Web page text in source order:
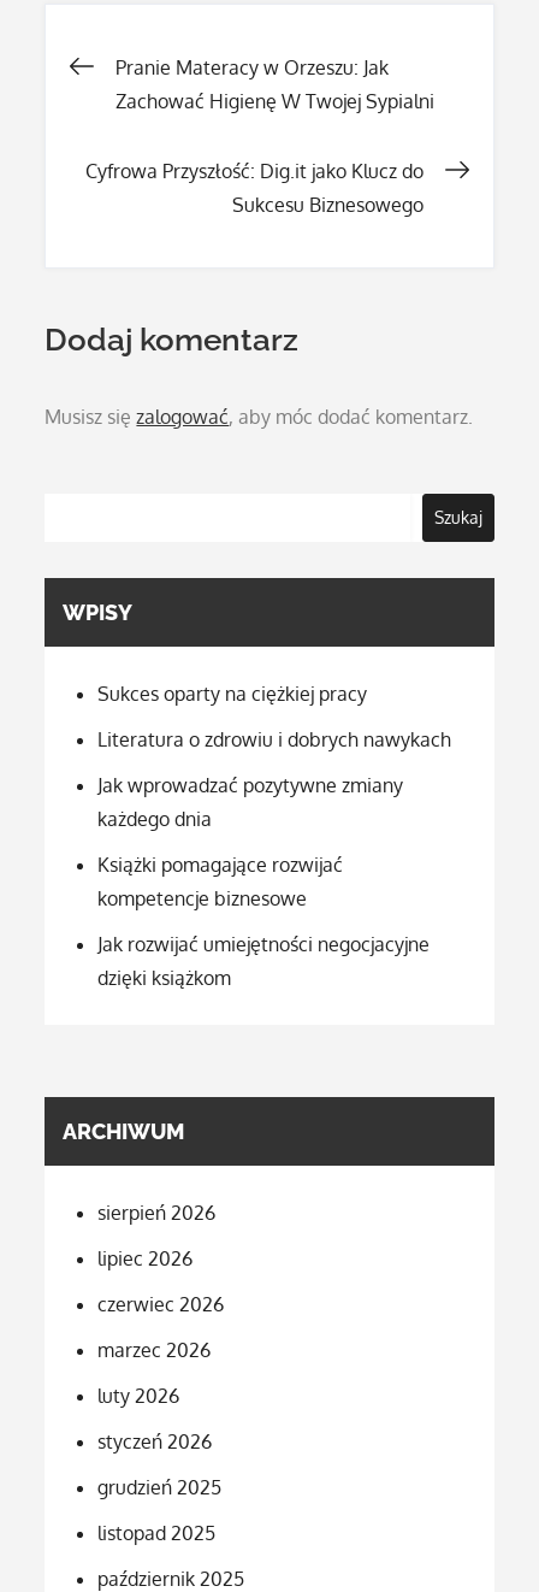
Nawigacja
Pranie Materacy w Orzeszu: Jak
Zachować Higienę W Twojej Sypialni
Cyfrowa Przyszłość: Dig.it jako Klucz do
Sukcesu Biznesowego
Dodaj komentarz
Musisz sięzalogować, aby móc dodać komentarz.
Szukaj
WPISY
Sukces oparty na ciężkiej pracy
Literatura o zdrowiu i dobrych nawykach
Jak wprowadzać pozytywne zmiany
każdego dnia
Książki pomagające rozwijać
kompetencje biznesowe
Jak rozwijać umiejętności negocjacyjne
dzięki książkom
ARCHIWUM
sierpień 2026
lipiec 2026
czerwiec 2026
marzec 2026
luty 2026
styczeń 2026
grudzień 2025
listopad 2025
październik 2025